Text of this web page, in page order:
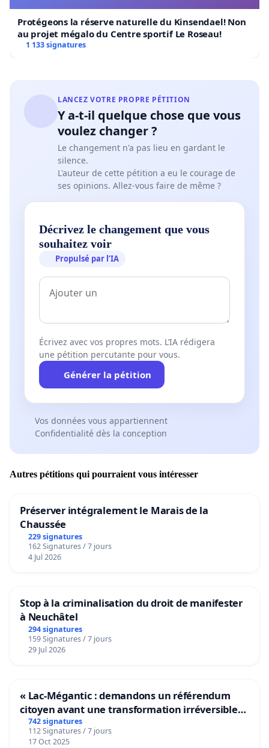
Protégeons la réserve naturelle du Kinsendael! Non
au projet mégalo du Centre sportif Le Roseau!
1 133 signatures
LANCEZ VOTRE PROPRE PÉTITION
Y a-t-il quelque chose que vous
voulez changer ?
Le changement n'a pas lieu en gardant le
silence.
L'auteur de cette pétition a eu le courage de
ses opinions. Allez-vous faire de même ?
Décrivez le changement que vous
souhaitez voir
Propulsé par l’IA
Écrivez avec vos propres mots. L’IA rédigera
une pétition percutante pour vous.
Générer la pétition
Vos données vous appartiennent
Confidentialité dès la conception
Autres pétitions qui pourraient vous intéresser
Préserver intégralement le Marais de la
Chaussée
229 signatures
162 Signatures / 7 jours
4 Jul 2026
Stop à la criminalisation du droit de manifester
à Neuchâtel
294 signatures
159 Signatures / 7 jours
29 Jul 2026
« Lac-Mégantic : demandons un référendum
citoyen avant une transformation irréversible
de notre territoire »
742 signatures
112 Signatures / 7 jours
17 Oct 2025